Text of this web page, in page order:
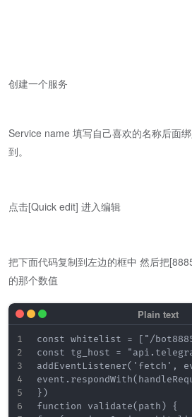
创建一个服务
Service name 填写自己喜欢的名称后面
到。
点击[Quick edit] 进入编辑
把下面代码复制到左边的框中 然后把
的那个数值
const whitelist = ["/
const tg_host =
addEventListener('fetch',
})
function validate(path) {